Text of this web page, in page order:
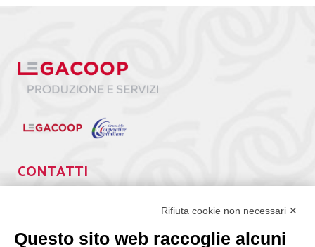
CONTATTI
segreteria@lps.coop
Rifiuta cookie non necessari ✕
Questo sito web raccoglie alcuni